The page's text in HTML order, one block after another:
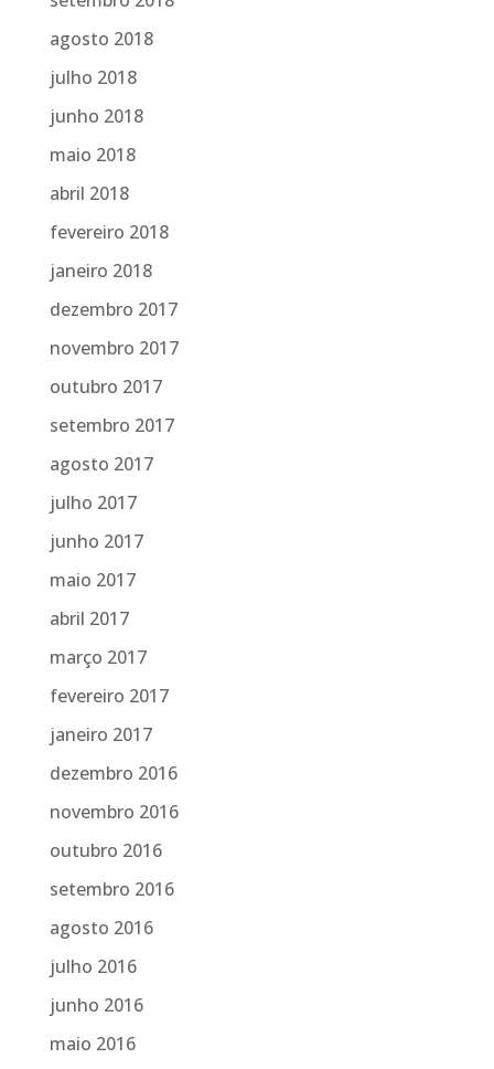
agosto 2018
julho 2018
junho 2018
maio 2018
abril 2018
fevereiro 2018
janeiro 2018
dezembro 2017
novembro 2017
outubro 2017
setembro 2017
agosto 2017
julho 2017
junho 2017
maio 2017
abril 2017
março 2017
fevereiro 2017
janeiro 2017
dezembro 2016
novembro 2016
outubro 2016
setembro 2016
agosto 2016
julho 2016
junho 2016
maio 2016